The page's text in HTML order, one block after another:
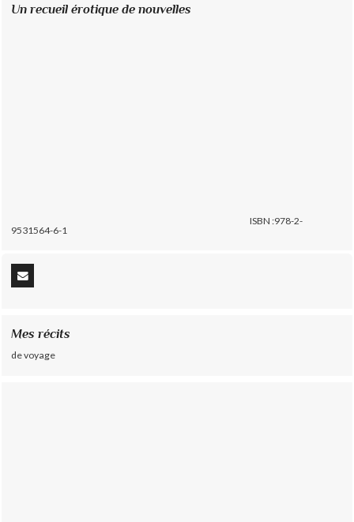
Un recueil érotique de nouvelles
ISBN :978-2-
9531564-6-1
Mes récits
de voyage